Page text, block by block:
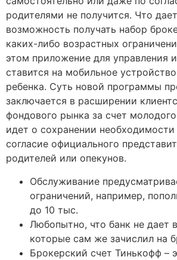
родителями не получится. Что
возможность получать набор
каких-либо возрастных
этом приложение для управления
ставится на мобильное
ребенка. Суть новой программы
заключается в расширении
фондового рынка за счет
идет о сохранении необходимости
согласие официального
родителей или опекунов.
Обслуживание
ограничений, например,
до 10 тыс.
Любопытно, что банк не дает
которые сам же зачислил на
Брокерский счет Тинькофф –